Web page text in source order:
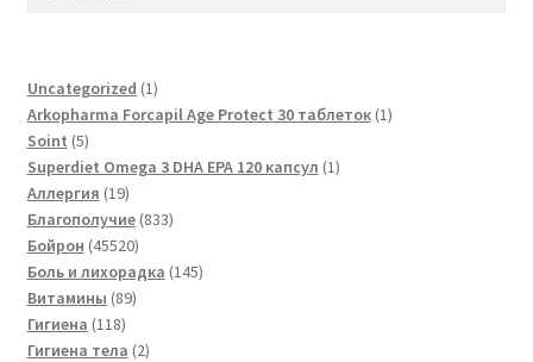
Uncategorized 11
товар
Arkopharma Forcapil Age Protect 30 таблеток 11
Soint 55
товаров
Superdiet Omega 3 DHA EPA 120 капсул 11
Аллергия 1919
товаров
Благополучие 833833
Бойрон 4552045520
товаров
Боль и лихорадка 145145
Витамины 8989
Гигиена 118118
товаров
Гигиена тела 22